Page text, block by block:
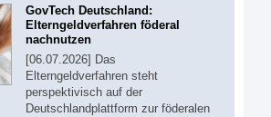
GovTech Deutschland:
Elterngeldverfahren föderal
nachnutzen
[06.07.2026] Das
Elterngeldverfahren steht
perspektivisch auf der
Deutschlandplattform zur föderalen